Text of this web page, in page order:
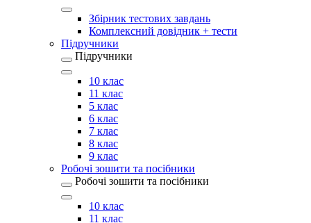
Збірник тестових завдань
Комплексний довідник + тести
Підручники
Підручники
10 клас
11 клас
5 клас
6 клас
7 клас
8 клас
9 клас
Робочі зошити та посібники
Робочі зошити та посібники
10 клас
11 клас